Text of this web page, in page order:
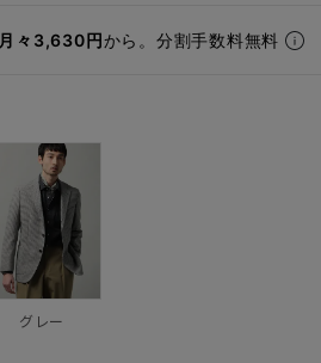
月々3,630円から。分割手数料無料
グレー